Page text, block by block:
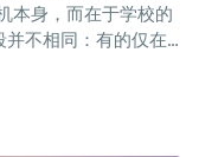
本身，而在于学校的
不相同：有的仅在
限制。在本文中，
您区分不同情况，
风险。